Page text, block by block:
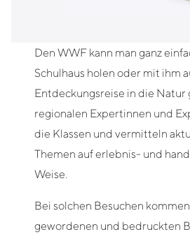
Den WWF kann man ganz
Schulhaus holen oder mit ihm
Entdeckungsreise in die Natur
regionalen Expertinnen und
die Klassen und vermitteln
Themen auf erlebnis- und
Weise.
Bei solchen Besuchen
gewordenen und bedruckten